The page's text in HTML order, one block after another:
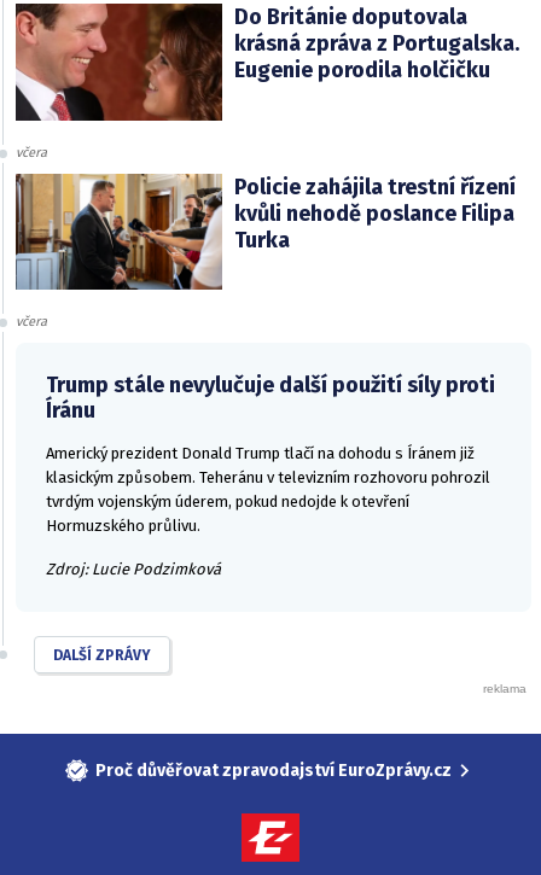
Do Británie doputovala
krásná zpráva z Portugalska.
Eugenie porodila holčičku
včera
Policie zahájila trestní řízení
kvůli nehodě poslance Filipa
Turka
včera
Trump stále nevylučuje další použití síly proti
Íránu
Americký prezident Donald Trump tlačí na dohodu s Íránem již
klasickým způsobem. Teheránu v televizním rozhovoru pohrozil
tvrdým vojenským úderem, pokud nedojde k otevření
Hormuzského průlivu.
Zdroj: Lucie Podzimková
DALŠÍ ZPRÁVY
Proč důvěřovat zpravodajství EuroZprávy.cz